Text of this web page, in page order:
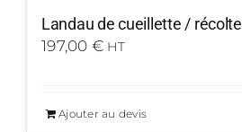
Landau de cueillette / récolte
197,00 € HT
Ajouter au devis